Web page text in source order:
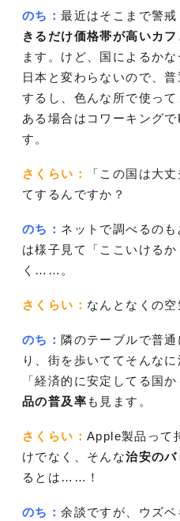
のち：最近はそこまで警戒
きるだけ価格帯が高いカフ
ます。けど、国によるか
日本と変わらないので、
するし、色んな所で使っ
ある場合はコワーキング
す。
さくらい：
「この国は大
てするんですか？
のち： ネットで調べるの
は様子見て「ここいける
く……。
さくらい： なんとなくの
のち： 隣のテーブルで普
り、街を歩いててそんな
「経済的に安定してる国
品の普及率 も見ます。
さくらい： Apple製品って
けでなく、そんな治安の
るとは……！
のち：余談ですが、ウズ